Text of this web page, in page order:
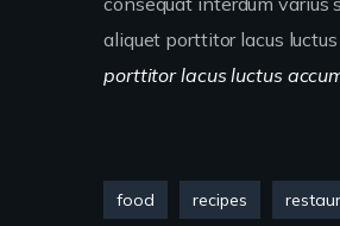
aliquet porttitor lacus
porttitor lacus luctus
food recipes